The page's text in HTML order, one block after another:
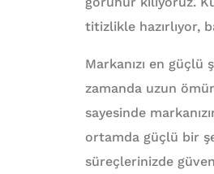
titizlikle hazırlıyor,
Markanızı en güçlü
zamanda uzun
sayesinde
ortamda güçlü bir
süreçlerinizde